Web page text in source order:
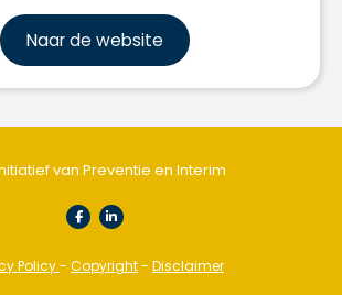
Naar de website
van Preventie en Interim
Policy- Copyright- Disclaimer